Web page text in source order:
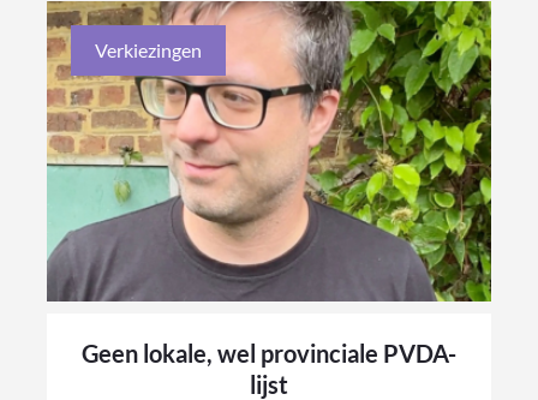
Verkiezingen
Geen lokale, wel provinciale PVDA-
lijst